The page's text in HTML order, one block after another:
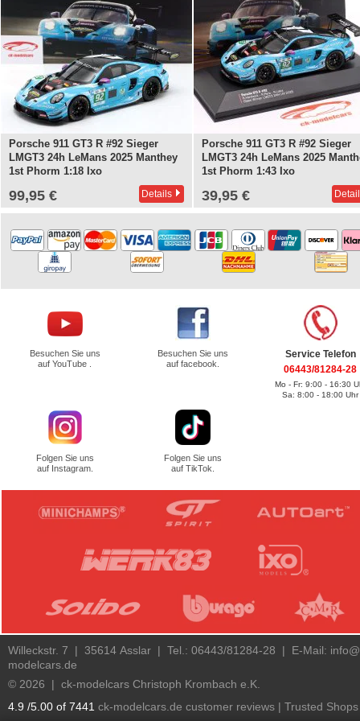
Porsche 911 GT3 R #92 Sieger
LMGT3 24h LeMans 2025 Manthey
1st Phorm 1:18 Ixo
99,95 € Details
Porsche 911 GT3 R #92 Sieger
LMGT3 24h LeMans 2025
1st Phorm 1:43 Ixo
39,95 €
Besuchen Sie uns
auf YouTube .
Besuchen Sie uns
auf facebook.
Folgen Sie uns
auf Instagram.
Folgen Sie uns
auf TikTok.
Service Telefon
06443/81284-28
Mo - Fr: 9:00 - 16:30
Sa: 8:00 - 18:00 Uhr
Willeckstr. 7 | 35614 Asslar | Tel.: 06443/81284-28 | E-Mail:
modelcars.de
© 2026 | ck-modelcars Christoph Krombach e.K.
4.9 /5.00 of 7441 ck-modelcars.de customer reviews | Trusted Shops